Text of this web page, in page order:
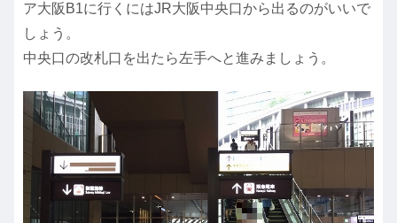
ア大阪B1に行くにはJR大阪中央口から出るのがいいで
しょう。
中央口の改札口を出たら左手へと進みましょう。